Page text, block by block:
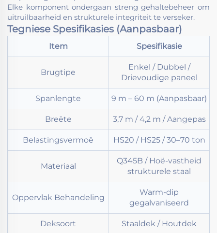
Elke komponent ondergaan streng gehaltebeheer om
uitruilbaarheid en strukturele integriteit te verseker.
Tegniese Spesifikasies (Aanpasbaar)
Item Spesifikasie
Brugtipe
Enkel / Dubbel /
Drievoudige paneel
Spanlengte 9 m – 60 m (Aanpasbaar)
Breëte 3,7 m / 4,2 m / Aangepas
Belastingsvermoë HS20 / HS25 / 30–70 ton
Materiaal
Q345B / Hoë-vastheid
strukturele staal
Oppervlak Behandeling
Warm-dip
gegalvaniseerd
Deksoort Staaldek / Houtdek